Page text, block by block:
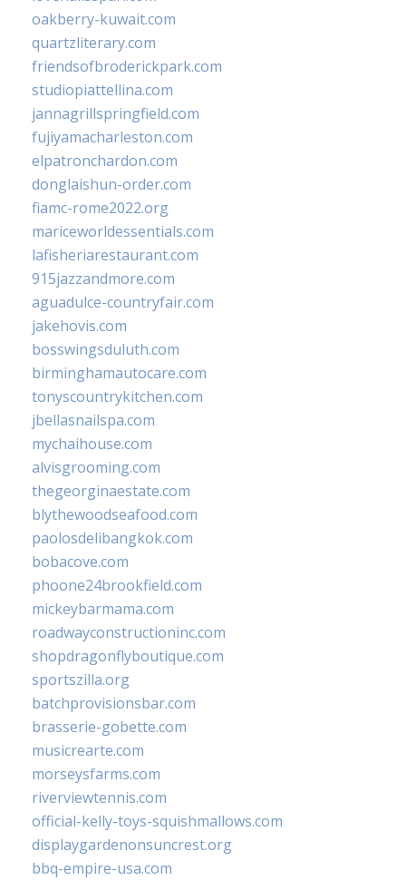
oakberry-kuwait.com
quartzliterary.com
friendsofbroderickpark.com
studiopiattellina.com
jannagrillspringfield.com
fujiyamacharleston.com
elpatronchardon.com
donglaishun-order.com
fiamc-rome2022.org
mariceworldessentials.com
lafisheriarestaurant.com
915jazzandmore.com
aguadulce-countryfair.com
jakehovis.com
bosswingsduluth.com
birminghamautocare.com
tonyscountrykitchen.com
jbellasnailspa.com
mychaihouse.com
alvisgrooming.com
thegeorginaestate.com
blythewoodseafood.com
paolosdelibangkok.com
bobacove.com
phoone24brookfield.com
mickeybarmama.com
roadwayconstructioninc.com
shopdragonflyboutique.com
sportszilla.org
batchprovisionsbar.com
brasserie-gobette.com
musicrearte.com
morseysfarms.com
riverviewtennis.com
official-kelly-toys-squishmallows.com
displaygardenonsuncrest.org
bbq-empire-usa.com